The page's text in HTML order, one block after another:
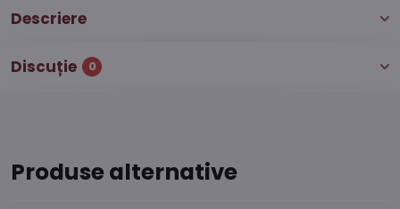
Descriere
Discuție 0
Produse alternative